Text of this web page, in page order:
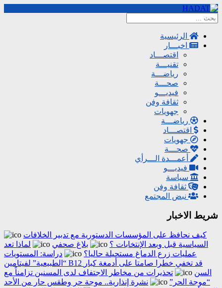
الرئيسية
اخبـــار
اقتصـــاد
تقنيـــة
رياضـــة
صحـــة
فيديـــو
ثقافة وفن
جهويات
رياضـــة
اقتصـــاد
جهويات
صحـــة
أعمـــدة الـــرأي
فيديـــو
سياسة
ثقافة وفن
نبض المجتمع
شريط الاخبار
كيف نحافظ على المؤسسات الدستورية مع تدبير الخلافات
السياسية قبل وبعد الإنتخابات ؟
بلاغ صحفي
لماذا تعد
عمليات زرع الدماغ مستحيلة حاليا؟
دراسة: المستويات
“الطبيعية” لفيتامين B12 قد تخفي خطرا صامتا على أدمغة كبار
السن
تحذيرات من مخاطر الاجتفاف لدى المسنين تزامناً مع
“موجة الحر”
نشرة إنذارية.. موجة حر وطقس حار من الأحد